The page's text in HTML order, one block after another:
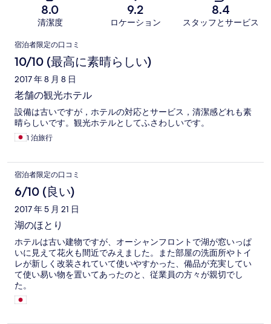
8.0
清潔度
9.2
ロケーション
8.4
スタッフとサービス
口
コ
ミ
宿泊者限定の口コミ
10/10 (最高に素晴らしい)
2017 年 8 月 8 日
老舗の観光ホテル
設備は古いですが，ホテルの対応とサービス，清潔感どれも素
晴らしいです。観光ホテルとしてふさわしいです。
1 泊旅行
宿泊者限定の口コミ
6/10 (良い)
2017 年 5 月 21 日
湖のほとり
ホテルは古い建物ですが、オーシャンフロントで湖が窓いっぱ
いに見えて花火も間近でみえました。また部屋の洗面所やトイ
レが新しく改装されていて使いやすかった、備品が充実してい
て使い易い物を置いてあったのと、従業員の方々が親切でし
た。